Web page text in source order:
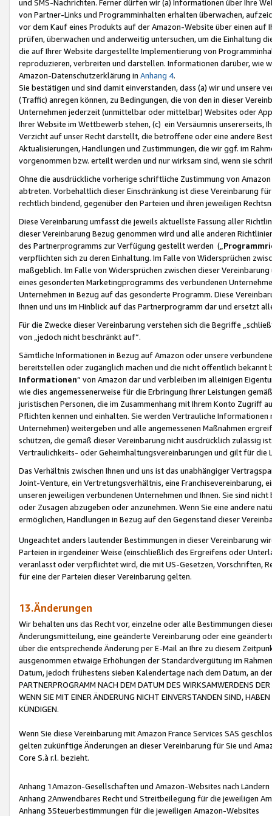
und SMS-Nachrichten. Ferner dürfen wir (a) Informationen über Ihre
von Partner-Links und Programminhalten erhalten überwachen,
vor dem Kauf eines Produkts auf der Amazon-Website über einen
prüfen, überwachen und anderweitig untersuchen, um die Einhaltung
die auf Ihrer Website dargestellte Implementierung von
reproduzieren, verbreiten und darstellen. Informationen darüber, wie
Amazon-Datenschutzerklärung in Anhang 4.
Sie bestätigen und sind damit einverstanden, dass (a) wir und
(Traffic) anregen können, zu Bedingungen, die von den in dieser
Unternehmen jederzeit (unmittelbar oder mittelbar) Websites oder
Ihrer Website im Wettbewerb stehen, (c) ein Versäumnis unsererseits,
Verzicht auf unser Recht darstellt, die betroffene oder eine andere
Aktualisierungen, Handlungen und Zustimmungen, die wir ggf. im
vorgenommen bzw. erteilt werden und nur wirksam sind, wenn sie
Ohne die ausdrückliche vorherige schriftliche Zustimmung von
abtreten. Vorbehaltlich dieser Einschränkung ist diese Vereinbarung
rechtlich bindend, gegenüber den Parteien und ihren jeweiligen
Diese Vereinbarung umfasst die jeweils aktuellste Fassung aller
dieser Vereinbarung Bezug genommen wird und alle anderen
des Partnerprogramms zur Verfügung gestellt werden („
verpflichten sich zu deren Einhaltung. Im Falle von Widersprüchen
maßgeblich. Im Falle von Widersprüchen zwischen dieser
eines gesonderten Marketingprogramms des verbundenen
Unternehmen in Bezug auf das gesonderte Programm. Diese
Ihnen und uns im Hinblick auf das Partnerprogramm dar und ersetzt
Für die Zwecke dieser Vereinbarung verstehen sich die Begriffe
von „jedoch nicht beschränkt auf“.
Sämtliche Informationen in Bezug auf Amazon oder unsere
bereitstellen oder zugänglich machen und die nicht öffentlich
Informationen“ von Amazon dar und verbleiben im alleinigen
wie dies angemessenerweise für die Erbringung Ihrer Leistungen
juristischen Personen, die im Zusammenhang mit Ihrem Konto
Pflichten kennen und einhalten. Sie werden Vertrauliche
Unternehmen) weitergeben und alle angemessenen Maßnahmen
schützen, die gemäß dieser Vereinbarung nicht ausdrücklich zulässig
Vertraulichkeits- oder Geheimhaltungsvereinbarungen und gilt für die
Das Verhältnis zwischen Ihnen und uns ist das unabhängiger
Joint-Venture, ein Vertretungsverhältnis, eine Franchisevereinbarung,
unseren jeweiligen verbundenen Unternehmen und Ihnen. Sie sind
oder Zusagen abzugeben oder anzunehmen. Wenn Sie eine andere
ermöglichen, Handlungen in Bezug auf den Gegenstand dieser
Ungeachtet anders lautender Bestimmungen in dieser Vereinbarung
Parteien in irgendeiner Weise (einschließlich des Ergreifens oder
veranlasst oder verpflichtet wird, die mit US-Gesetzen, Vorschriften,
für eine der Parteien dieser Vereinbarung gelten.
13.Änderungen
Wir behalten uns das Recht vor, einzelne oder alle Bestimmungen
Änderungsmitteilung, eine geänderte Vereinbarung oder eine
über die entsprechende Änderung per E-Mail an Ihre zu diesem
ausgenommen etwaige Erhöhungen der Standardvergütung im
Datum, jedoch frühestens sieben Kalendertage nach dem Datum, an
PARTNERPROGRAMM NACH DEM DATUM DES WIRKSAMWERDENS
WENN SIE MIT EINER ÄNDERUNG NICHT EINVERSTANDEN SIND,
KÜNDIGEN.
Wenn Sie diese Vereinbarung mit Amazon France Services SAS
gelten zukünftige Änderungen an dieser Vereinbarung für Sie und
Core S.à r.l. bezieht.
Anhang 1Amazon-Gesellschaften und Amazon-Websites nach Ländern
Anhang 2Anwendbares Recht und Streitbeilegung für die jeweiligen
Anhang 3Steuerbestimmungen für die jeweiligen Amazon-Websites